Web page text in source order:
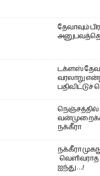
தேவாவும்
டக்ளஸ்
வரலாறு
பதிவிட்டுச்
நக்கீரா
நக்கீரா
ஐந்து ….!